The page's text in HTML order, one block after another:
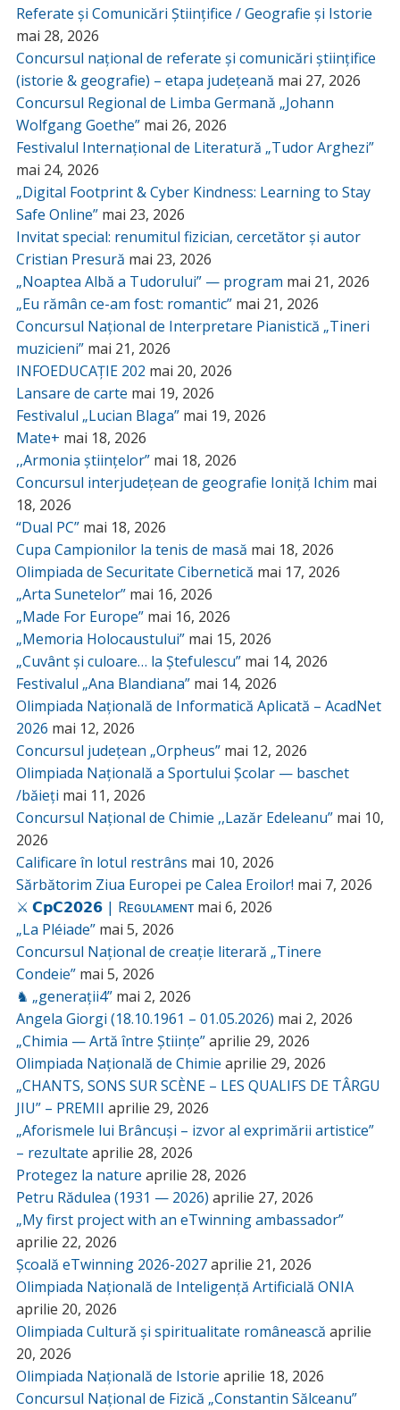
Referate și Comunicări Științifice / Geografie și Istorie
mai 28, 2026
Concursul național de referate și comunicări științifice
(istorie & geografie) – etapa județeană mai 27, 2026
Concursul Regional de Limba Germană „Johann
Wolfgang Goethe” mai 26, 2026
Festivalul Internațional de Literatură „Tudor Arghezi”
mai 24, 2026
„Digital Footprint & Cyber Kindness: Learning to Stay
Safe Online” mai 23, 2026
Invitat special: renumitul fizician, cercetător și autor
Cristian Presură mai 23, 2026
„Noaptea Albă a Tudorului” — program mai 21, 2026
„Eu rămân ce-am fost: romantic” mai 21, 2026
Concursul Național de Interpretare Pianistică „Tineri
muzicieni” mai 21, 2026
INFOEDUCAȚIE 202 mai 20, 2026
Lansare de carte mai 19, 2026
Festivalul „Lucian Blaga” mai 19, 2026
Mate+ mai 18, 2026
,,Armonia științelor” mai 18, 2026
Concursul interjudețean de geografie Ioniță Ichim mai
18, 2026
“Dual PC” mai 18, 2026
Cupa Campionilor la tenis de masă mai 18, 2026
Olimpiada de Securitate Cibernetică mai 17, 2026
„Arta Sunetelor” mai 16, 2026
„Made For Europe” mai 16, 2026
„Memoria Holocaustului” mai 15, 2026
„Cuvânt și culoare… la Ștefulescu” mai 14, 2026
Festivalul „Ana Blandiana” mai 14, 2026
Olimpiada Națională de Informatică Aplicată – AcadNet
2026 mai 12, 2026
Concursul județean „Orpheus” mai 12, 2026
Olimpiada Națională a Sportului Școlar — baschet
/băieți mai 11, 2026
Concursul Național de Chimie ,,Lazăr Edeleanu” mai 10,
2026
Calificare în lotul restrâns mai 10, 2026
Sărbătorim Ziua Europei pe Calea Eroilor! mai 7, 2026
⚔️ 𝗖𝗽𝗖𝟮𝟬𝟮𝟲 | Rᴇɢᴜʟᴀᴍᴇɴᴛ mai 6, 2026
„La Pléiade” mai 5, 2026
Concursul Național de creație literară „Tinere
Condeie” mai 5, 2026
♞ „generații4” mai 2, 2026
Angela Giorgi (18.10.1961 – 01.05.2026) mai 2, 2026
„Chimia — Artă între Științe”aprilie 29, 2026
Olimpiada Națională de Chimie aprilie 29, 2026
„CHANTS, SONS SUR SCÈNE – LES QUALIFS DE TÂRGU
JIU” – PREMII aprilie 29, 2026
„Aforismele lui Brâncuși – izvor al exprimării artistice”
– rezultate aprilie 28, 2026
Protegez la nature aprilie 28, 2026
Petru Rădulea (1931 — 2026) aprilie 27, 2026
„My first project with an eTwinning ambassador”
aprilie 22, 2026
Școală eTwinning 2026-2027aprilie 21, 2026
Olimpiada Națională de Inteligență Artificială ONIA
aprilie 20, 2026
Olimpiada Cultură și spiritualitate românească aprilie
20, 2026
Olimpiada Națională de Istorie aprilie 18, 2026
Concursul Național de Fizică „Constantin Sălceanu”